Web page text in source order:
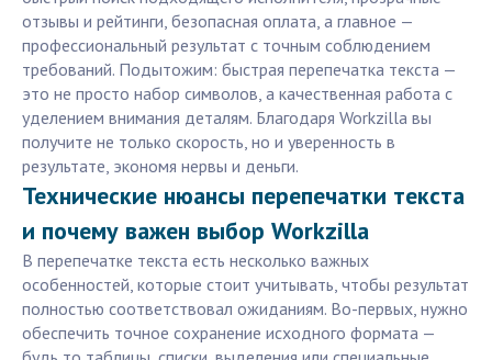
отзывы и рейтинги, безопасная оплата, а главное —
профессиональный результат с точным соблюдением
требований. Подытожим: быстрая перепечатка текста —
это не просто набор символов, а качественная работа с
уделением внимания деталям. Благодаря Workzilla вы
получите не только скорость, но и уверенность в
результате, экономя нервы и деньги.
Технические нюансы перепечатки текста
и почему важен выбор Workzilla
В перепечатке текста есть несколько важных
особенностей, которые стоит учитывать, чтобы результат
полностью соответствовал ожиданиям. Во-первых, нужно
обеспечить точное сохранение исходного формата —